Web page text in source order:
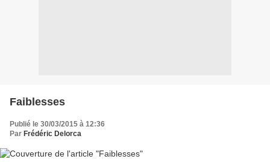
Faiblesses
Publié le 30/03/2015 à 12:36
Par Frédéric Delorca